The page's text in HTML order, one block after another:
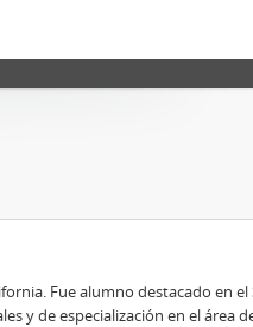
Fue alumno destacado en
y de especialización en el área